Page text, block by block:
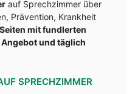
auf Sprechzimmer über
Prävention, Krankheit
mit fundlerten
und täglich
SPRECHZIMMER